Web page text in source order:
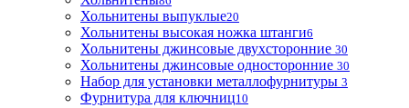
Хольнитены выпуклые20
Хольнитены высокая ножка штанги6
Хольнитены джинсовые двухсторонние 30
Хольнитены джинсовые односторонние 30
Набор для установки металлофурнитуры 3
Фурнитура для ключниц10